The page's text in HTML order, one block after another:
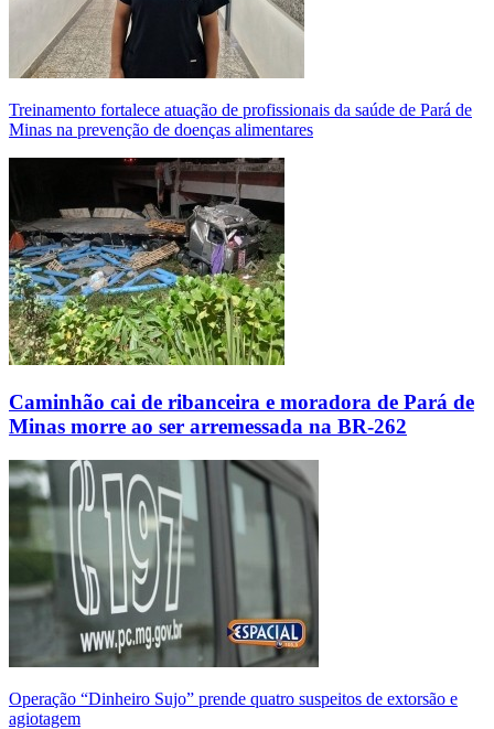
Treinamento fortalece atuação de profissionais da saúde de Pará de
Minas na prevenção de doenças alimentares
Caminhão cai de ribanceira e moradora de Pará de
Minas morre ao ser arremessada na BR-262
Operação “Dinheiro Sujo” prende quatro suspeitos de extorsão e
agiotagem